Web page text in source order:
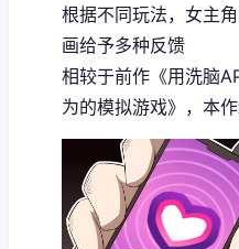
根据不同玩法，女主
画给予多种反馈
相较于前作《用洗脑
为的模拟游戏》，本作